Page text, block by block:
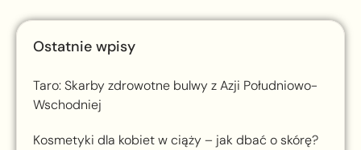
Ostatnie wpisy
Taro: Skarby zdrowotne bulwy z Azji Południowo-
Wschodniej
Kosmetyki dla kobiet w ciąży – jak dbać o skórę?